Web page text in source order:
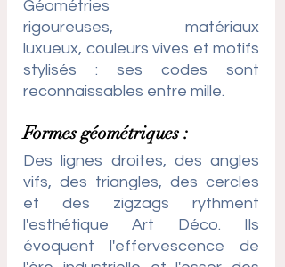
Géométries
rigoureuses, matériaux
luxueux, couleurs vives et motifs
stylisés : ses codes sont
reconnaissables entre mille.
Formes géométriques :
Des lignes droites, des angles
vifs, des triangles, des cercles
et des zigzags rythment
l'esthétique Art Déco. Ils
évoquent l'effervescence de